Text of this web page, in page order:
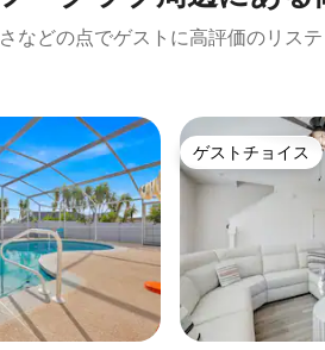
などの点でゲストに高評価のリステ
です。 ゲストチョイス
ゲストチョイス